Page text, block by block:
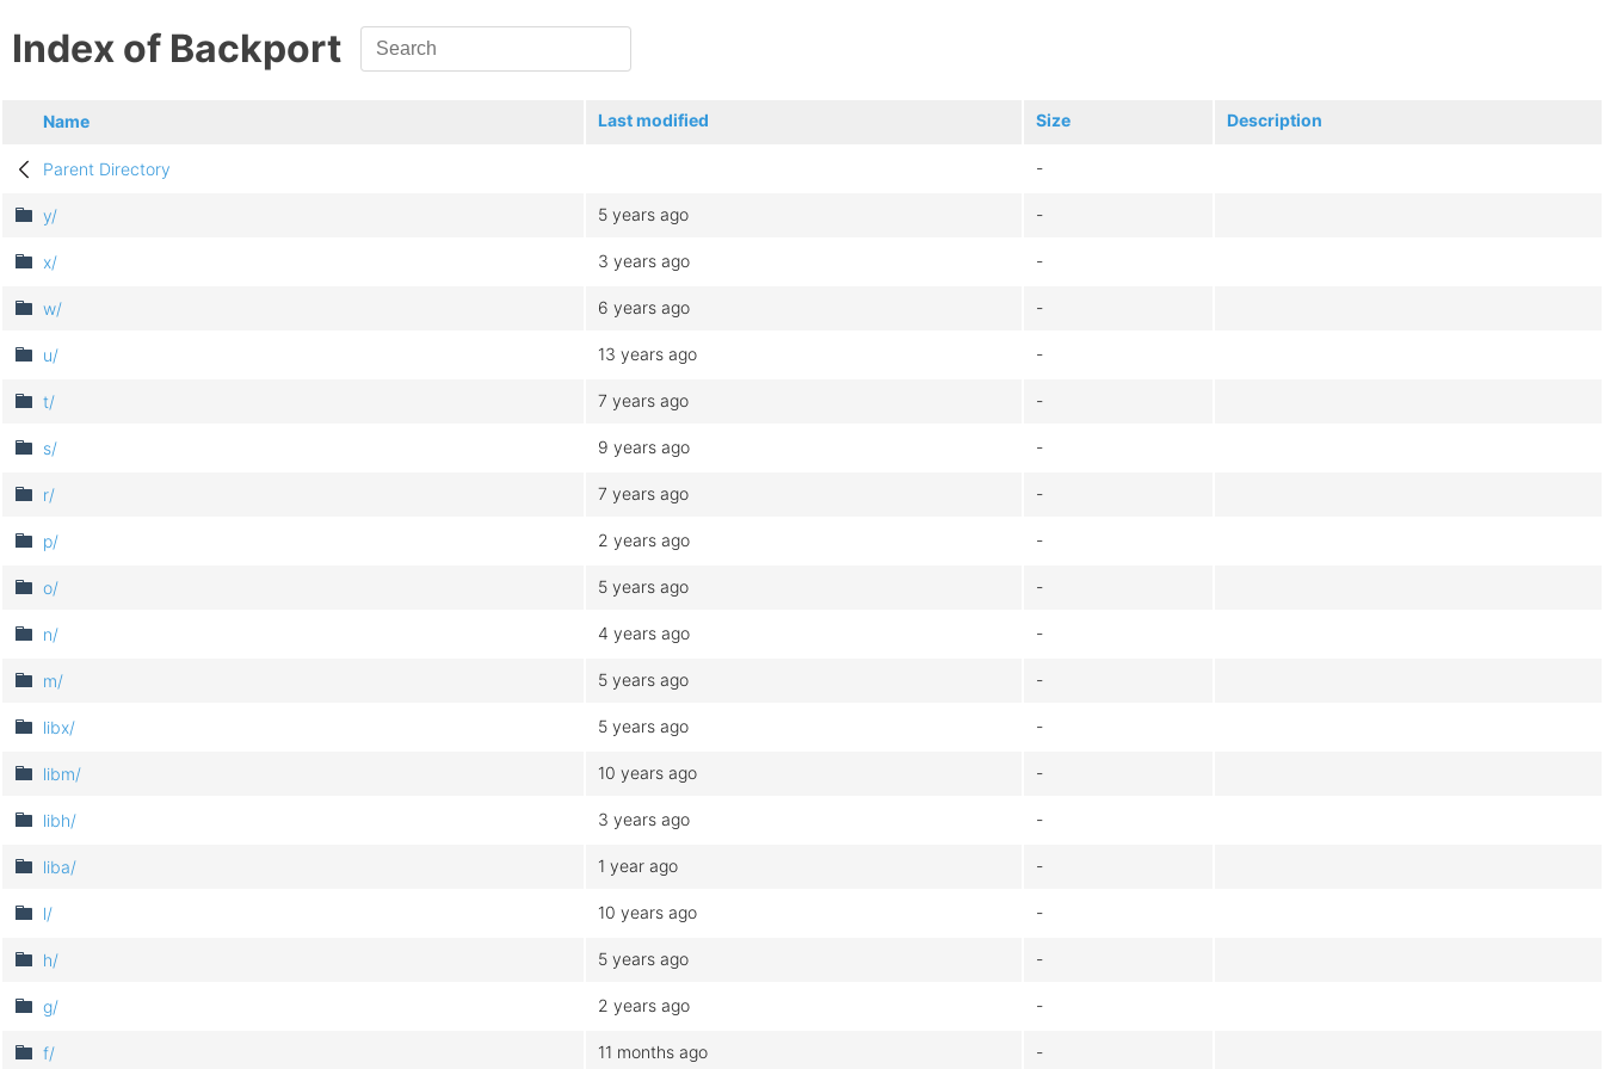
Index of Backport
Name Last modified Size Description
Parent Directory -
y/ 5 years ago -
x/ 3 years ago -
w/ 6 years ago -
u/ 13 years ago -
t/ 7 years ago -
s/ 9 years ago -
r/ 7 years ago -
p/ 2 years ago -
o/ 5 years ago -
n/ 4 years ago -
m/ 5 years ago -
libx/ 5 years ago -
libm/ 10 years ago -
libh/ 3 years ago -
liba/ 1 year ago -
l/ 10 years ago -
h/ 5 years ago -
g/ 2 years ago -
f/ 11 months ago -